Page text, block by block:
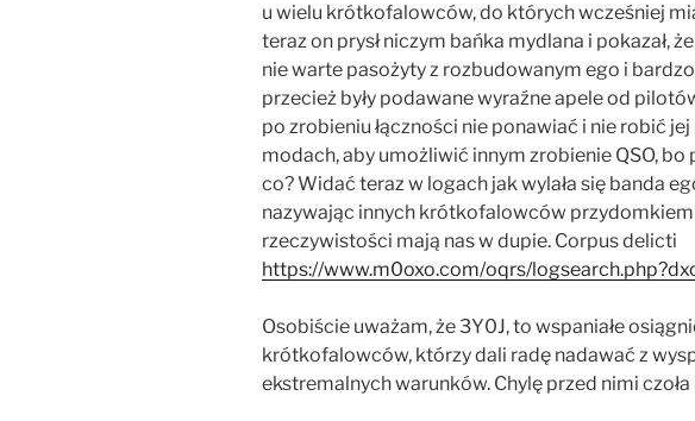
u wielu krótkofalowców, do których wcześniej
teraz on prysł niczym bańka mydlana i pokazał,
nie warte pasożyty z rozbudowanym ego i bardzo
przecież były podawane wyraźne apele od
po zrobieniu łączności nie ponawiać i nie robić
modach, aby umożliwić innym zrobienie QSO, bo
co? Widać teraz w logach jak wylała się banda
nazywając innych krótkofalowców przydomkiem
rzeczywistości mają nas w dupie. Corpus delicti
https://www.m0oxo.com/oqrs/
Osobiście uważam, że 3Y0J, to wspaniałe
krótkofalowców, którzy dali radę nadawać z
ekstremalnych warunków. Chylę przed nimi